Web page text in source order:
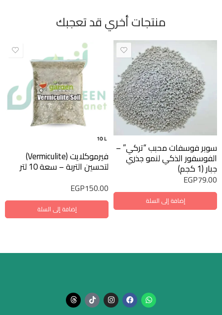
منتجات أخري قد تعجبك
سوبر فوسفات محبب “تركي” –
الفوسفور الذكي لنمو جذري
جبار (1 كجم)
EGP79.00
إضافة إلى السلة
فيرموكلايت (Vermiculite)
لتحسين التربة – سعة 10 لتر
EGP150.00
إضافة إلى السلة